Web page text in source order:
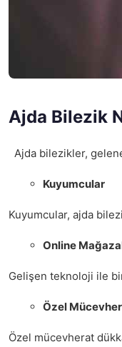
Ajda Bilezik
Ajda bilezikler,
Kuyumcular
Kuyumcular, ajda
Online
Gelişen teknoloji ile
Özel
Özel mücevherat